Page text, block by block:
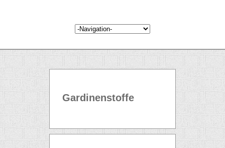
Gardinenstoffe